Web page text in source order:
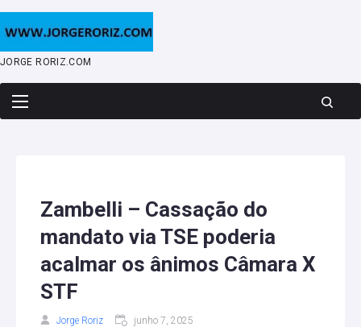
content
JORGE RORIZ.COM
Zambelli – Cassação do
mandato via TSE poderia
acalmar os ânimos Câmara X
STF
Jorge Roriz junho 7, 2025